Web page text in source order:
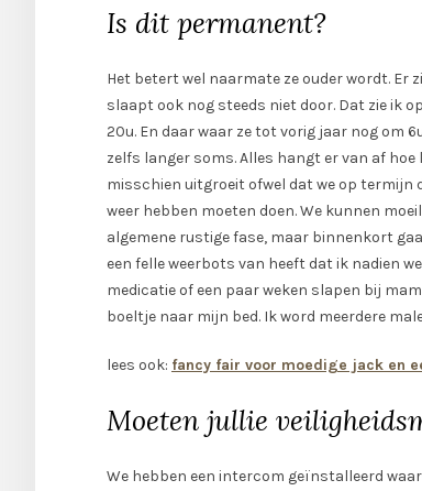
Is dit permanent?
Het betert wel naarmate ze ouder wordt. Er
slaapt ook nog steeds niet door. Dat zie ik
20u. En daar waar ze tot vorig jaar nog om
zelfs langer soms. Alles hangt er van af hoe
misschien uitgroeit ofwel dat we op termijn
weer hebben moeten doen. We kunnen
algemene rustige fase, maar binnenkort
een felle weerbots van heeft dat ik nadien
medicatie of een paar weken slapen bij
boeltje naar mijn bed. Ik word meerdere
lees ook: fancy fair voor moedige jack en
Moeten jullie
We hebben een intercom geïnstalleerd